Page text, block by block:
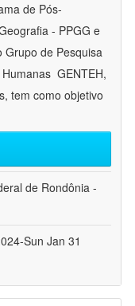
de Pós-
- PPGG e
Grupo de Pesquisa
 GENTEH,
tem como objetivo
de Rondônia -
Sun Jan 31